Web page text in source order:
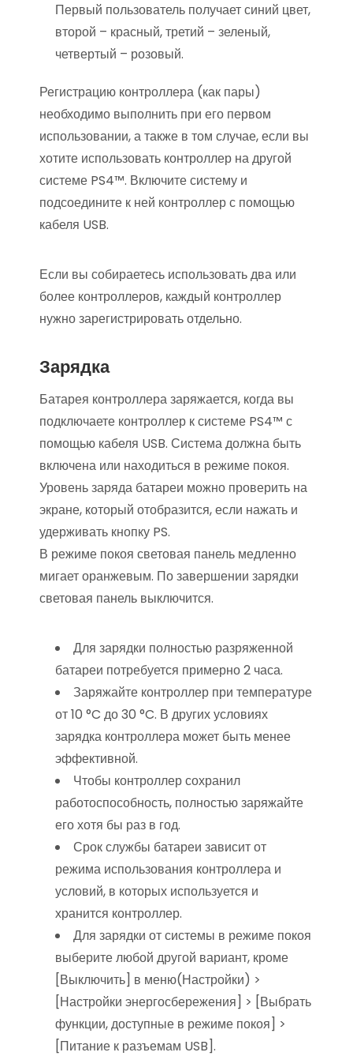
Первый пользователь получает синий цвет,
второй – красный, третий – зеленый,
четвертый – розовый.
Регистрацию контроллера (как пары)
необходимо выполнить при его первом
использовании, а также в том случае, если вы
хотите использовать контроллер на другой
системе PS4™. Включите систему и
подсоедините к ней контроллер с помощью
кабеля USB.
Если вы собираетесь использовать два или
более контроллеров, каждый контроллер
нужно зарегистрировать отдельно.
Зарядка
Батарея контроллера заряжается, когда вы
подключаете контроллер к системе PS4™ с
помощью кабеля USB. Система должна быть
включена или находиться в режиме покоя.
Уровень заряда батареи можно проверить на
экране, который отобразится, если нажать и
удерживать кнопку PS.
В режиме покоя световая панель медленно
мигает оранжевым. По завершении зарядки
световая панель выключится.
Для зарядки полностью разряженной
батареи потребуется примерно 2 часа.
Заряжайте контроллер при температуре
от 10 °C до 30 °C. В других условиях
зарядка контроллера может быть менее
эффективной.
Чтобы контроллер сохранил
работоспособность, полностью заряжайте
его хотя бы раз в год.
Срок службы батареи зависит от
режима использования контроллера и
условий, в которых используется и
хранится контроллер.
Для зарядки от системы в режиме покоя
выберите любой другой вариант, кроме
[Выключить] в меню(Настройки) >
[Настройки энергосбережения] > [Выбрать
функции, доступные в режиме покоя] >
[Питание к разъемам USB].